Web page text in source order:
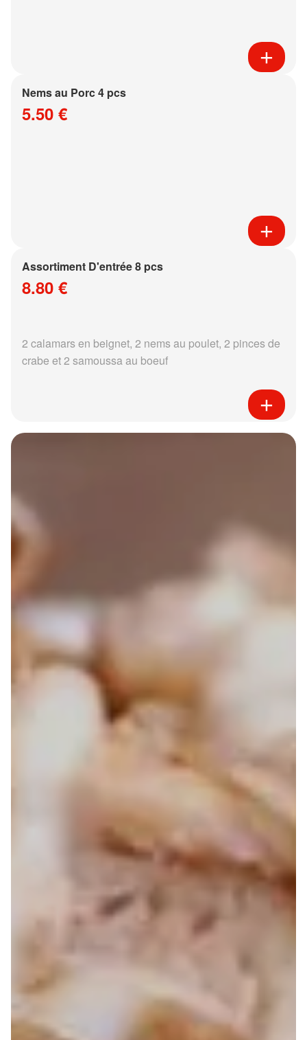
Nems au Porc 4 pcs
5.50 €
Assortiment D'entrée 8 pcs
8.80 €
2 calamars en beignet, 2 nems au poulet, 2 pinces de
crabe et 2 samoussa au boeuf